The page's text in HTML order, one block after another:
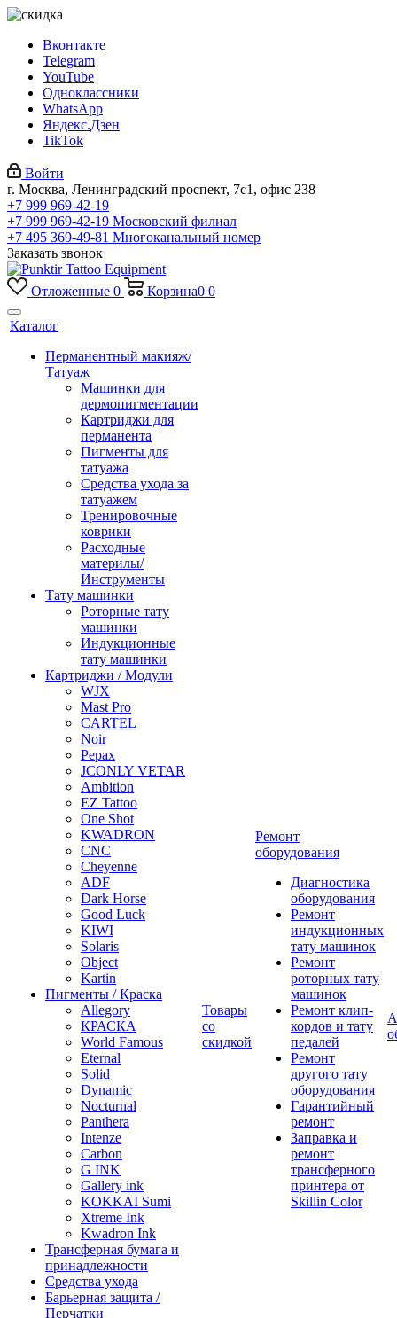
Вконтакте
Telegram
YouTube
Одноклассники
WhatsApp
Яндекс.Дзен
TikTok
Войти
г. Москва, Ленинградский проспект, 7с1, офис 238
+7 999 969-42-19
+7 999 969-42-19 Московский филиал
+7 495 369-49-81 Многоканальный номер
Заказать звонок
Отложенные 0 Корзина0 0
Каталог
Перманентный макияж/
Татуаж
Машинки для
дермопигментации
Картриджи для
перманента
Пигменты для
татуажа
Средства ухода за
татуажем
Тренировочные
коврики
Расходные
материлы/
Инструменты
Тату машинки
Роторные тату
машинки
Индукционные
тату машинки
Картриджи / Модули
WJX
Mast Pro
CARTEL
Noir
Pepax
JCONLY VETAR
Ambition
EZ Tattoo
One Shot
KWADRON
CNC
Cheyenne
ADF
Dark Horse
Good Luck
KIWI
Solaris
Object
Kartin
Пигменты / Краска
Allegory
КРАСКА
World Famous
Eternal
Solid
Dynamic
Nocturnal
Panthera
Intenze
Carbon
G INK
Gallery ink
KOKKAI Sumi
Xtreme Ink
Kwadron Ink
Трансферная бумага и
принадлежности
Средства ухода
Барьерная защита /
Перчатки
Товары
со
скидкой
Ремонт
оборудования
Диагностика
оборудования
Ремонт
индукционных
тату машинок
Ремонт
роторных тату
машинок
Ремонт клип-
кордов и тату
педалей
Ремонт
другого тату
оборудования
Гарантийный
ремонт
Заправка и
ремонт
трансферного
принтера от
Skillin Color